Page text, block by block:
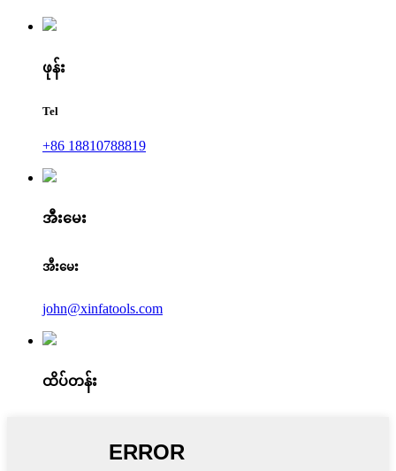
ဖုန်း
Tel
+86 18810788819
အီးမေး
အီးမေး
john@xinfatools.com
ထိပ်တန်း